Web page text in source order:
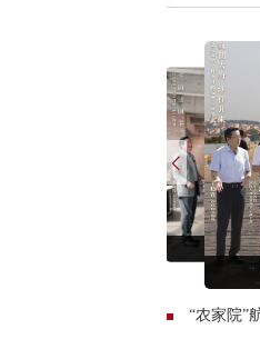
“农家院”